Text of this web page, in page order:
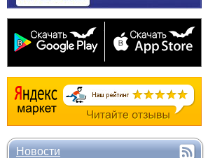
Новости